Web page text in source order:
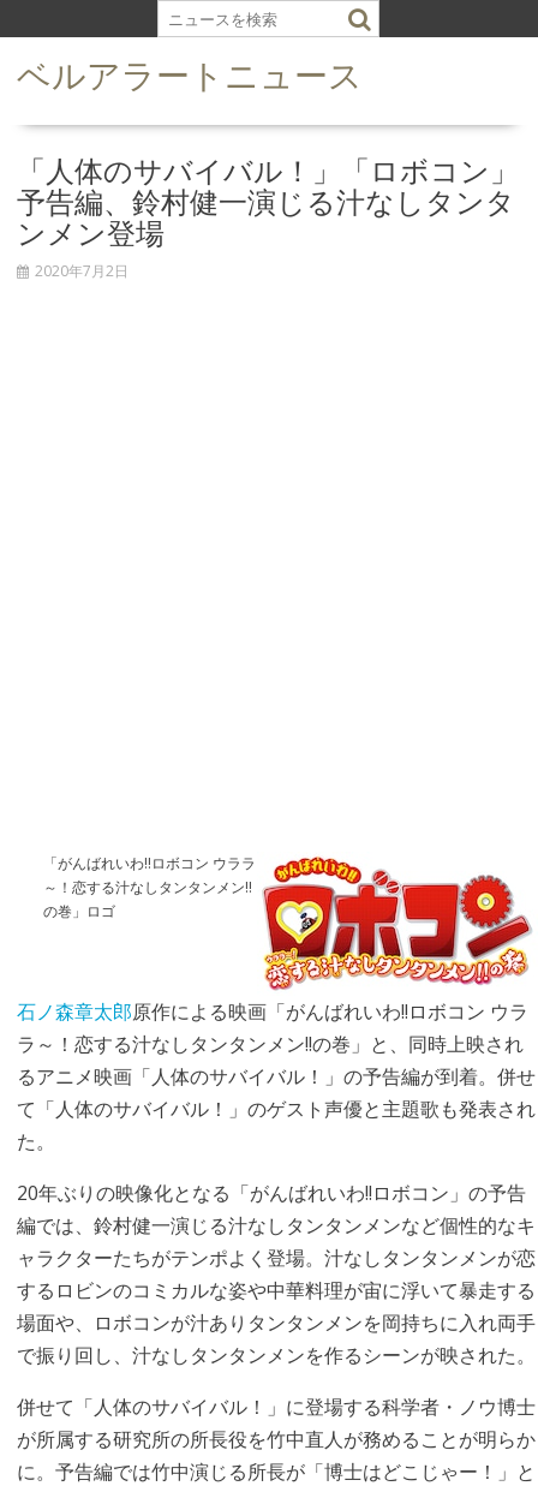
k
ベルアラートニュース
「人体のサバイバル！」「ロボコン」
予告編、鈴村健一演じる汁なしタンタ
ンメン登場
2020年7月2日
「がんばれいわ!!ロボコン ウララ
～！恋する汁なしタンタンメン!!
の巻」ロゴ
石ノ森章太郎原作による映画「がんばれいわ!!ロボコン ウラ
ラ～！恋する汁なしタンタンメン!!の巻」と、同時上映され
るアニメ映画「人体のサバイバル！」の予告編が到着。併せ
て「人体のサバイバル！」のゲスト声優と主題歌も発表され
た。
20年ぶりの映像化となる「がんばれいわ!!ロボコン」の予告
編では、鈴村健一演じる汁なしタンタンメンなど個性的なキ
ャラクターたちがテンポよく登場。汁なしタンタンメンが恋
するロビンのコミカルな姿や中華料理が宙に浮いて暴走する
場面や、ロボコンが汁ありタンタンメンを岡持ちに入れ両手
で振り回し、汁なしタンタンメンを作るシーンが映された。
併せて「人体のサバイバル！」に登場する科学者・ノウ博士
が所属する研究所の所長役を竹中直人が務めることが明らか
に。予告編では竹中演じる所長が「博士はどこじゃー！」と